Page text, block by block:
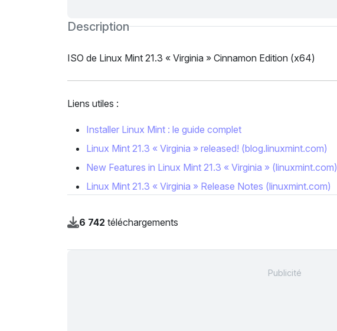
Description
ISO de Linux Mint 21.3 « Virginia » Cinnamon Edition (x64)
Liens utiles :
Installer Linux Mint : le guide complet
Linux Mint 21.3 « Virginia » released! (blog.linuxmint.com)
New Features in Linux Mint 21.3 « Virginia » (linuxmint.com)
Linux Mint 21.3 « Virginia » Release Notes (linuxmint.com)
6 742 téléchargements